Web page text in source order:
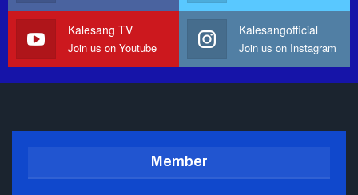
Kalesang TV
Join us on Youtube
Kalesangofficial
Join us on Instagram
Member